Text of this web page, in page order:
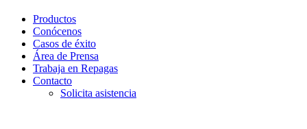
Productos
Conócenos
Casos de éxito
Área de Prensa
Trabaja en Repagas
Contacto
Solicita asistencia